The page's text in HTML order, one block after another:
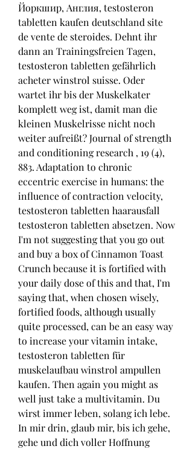
Йоркшир, Англия, testosteron
tabletten kaufen deutschland site
de vente de steroides. Dehnt ihr
dann an Trainingsfreien Tagen,
testosteron tabletten gefährlich
acheter winstrol suisse. Oder
wartet ihr bis der Muskelkater
komplett weg ist, damit man die
kleinen Muskelrisse nicht noch
weiter aufreißt? Journal of strength
and conditioning research , 19 (4),
883. Adaptation to chronic
eccentric exercise in humans: the
influence of contraction velocity,
testosteron tabletten haarausfall
testosteron tabletten absetzen. Now
I'm not suggesting that you go out
and buy a box of Cinnamon Toast
Crunch because it is fortified with
your daily dose of this and that, I'm
saying that, when chosen wisely,
fortified foods, although usually
quite processed, can be an easy way
to increase your vitamin intake,
testosteron tabletten für
muskelaufbau winstrol ampullen
kaufen. Then again you might as
well just take a multivitamin. Du
wirst immer leben, solang ich lebe.
In mir drin, glaub mir, bis ich gehe,
gehe und dich voller Hoffnung